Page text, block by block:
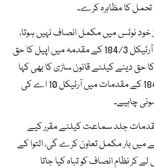
تحمل کا مظاہرہ کرے۔
خود نوٹس میں مکمل انصاف نہیں ہوتا،
فیئر ٹرائل کے لیے آرٹیکل 184/3 کے مقدمہ میں اپیل کا حق
حق دینے کیلئے قانون سازی کا بھی کہا
جا سکتا ہے، 184/3 کے مقدمات میں آرٹیکل 10 اے کی
چاہیے۔
جلد سماعت کیلئے مقرر کیے
میں بار مکمل تعاون کرے گی، التوا کے
لے کر نظام انصاف کو تباہ کیا جاتا